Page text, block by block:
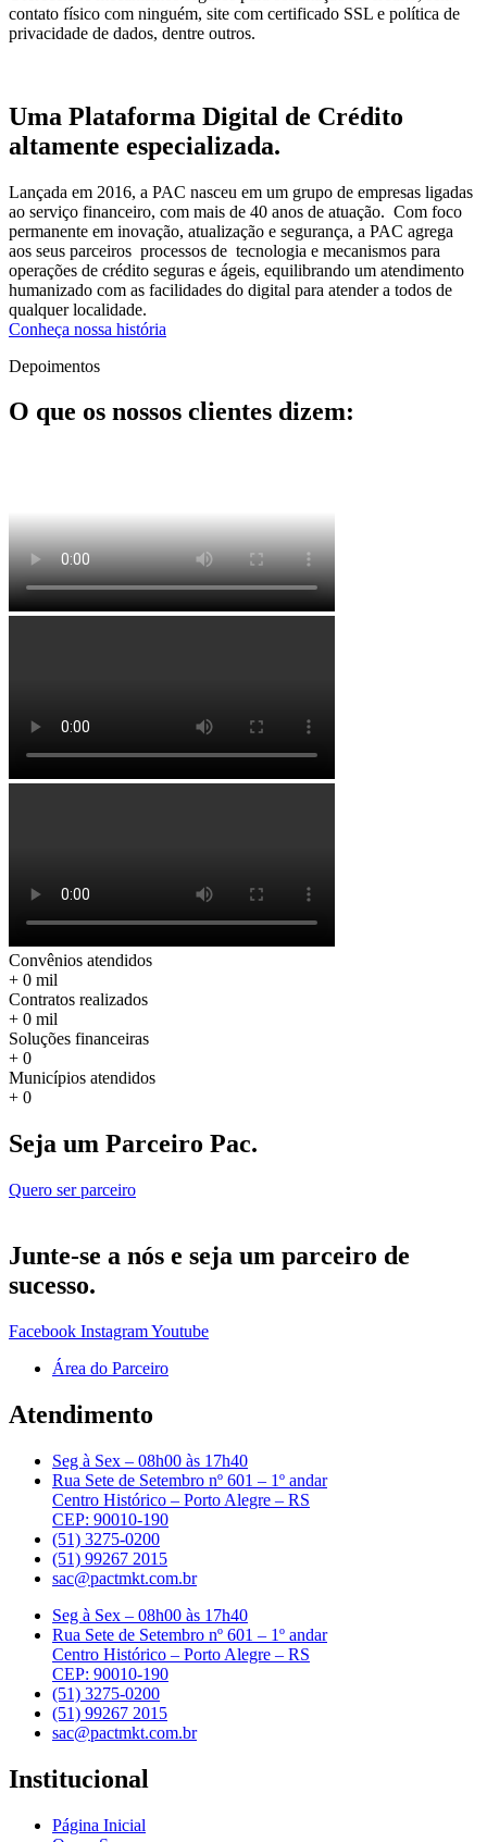
contato físico com ninguém, site com certificado SSL e política de
privacidade de dados, dentre outros.
Uma Plataforma Digital de Crédito
altamente especializada.
Lançada em 2016, a PAC nasceu em um grupo de empresas ligadas
ao serviço financeiro, com mais de 40 anos de atuação. Com foco
permanente em inovação, atualização e segurança, a PAC agrega
aos seus parceiros processos de tecnologia e mecanismos para
operações de crédito seguras e ágeis, equilibrando um atendimento
humanizado com as facilidades do digital para atender a todos de
qualquer localidade.
Conheça nossa história
Depoimentos
O que os nossos clientes dizem:
Convênios atendidos
+ 0 mil
Contratos realizados
+ 0 mil
Soluções financeiras
+ 0
Municípios atendidos
+ 0
Seja um Parceiro Pac.
Quero ser parceiro
Junte-se a nós e seja um parceiro de
sucesso.
Facebook InstagramYoutube
Área do Parceiro
Atendimento
Seg à Sex – 08h00 às 17h40
Rua Sete de Setembro nº 601 – 1º andar
Centro Histórico – Porto Alegre – RS
CEP: 90010-190
(51) 3275-0200
(51) 99267 2015
sac@pactmkt.com.br
Seg à Sex – 08h00 às 17h40
Rua Sete de Setembro nº 601 – 1º andar
Centro Histórico – Porto Alegre – RS
CEP: 90010-190
(51) 3275-0200
(51) 99267 2015
sac@pactmkt.com.br
Institucional
Página Inicial